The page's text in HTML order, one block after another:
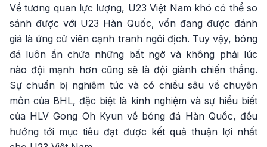
Về tương quan lực lượng, U23 Việt Nam khó có thể so
sánh được với U23 Hàn Quốc, vốn đang được đánh
giá là ứng cử viên cạnh tranh ngôi địch. Tuy vậy, bóng
đá luôn ẩn chứa những bất ngờ và không phải lúc
nào đội mạnh hơn cũng sẽ là đội giành chiến thắng.
Sự chuẩn bị nghiêm túc và có chiều sâu về chuyên
môn của BHL, đặc biệt là kinh nghiệm và sự hiểu biết
của HLV Gong Oh Kyun về bóng đá Hàn Quốc, đều
hướng tới mục tiêu đạt được kết quả thuận lợi nhất